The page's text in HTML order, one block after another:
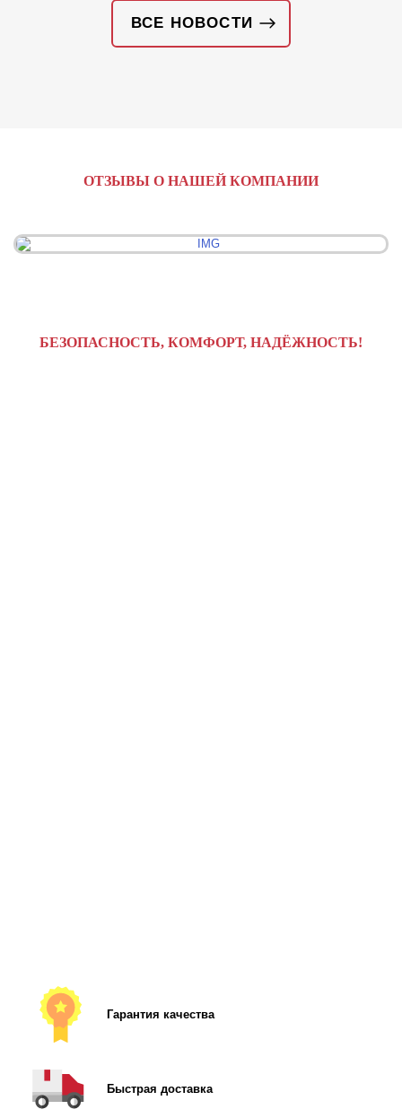
ВСЕ НОВОСТИ
ОТЗЫВЫ О НАШЕЙ КОМПАНИИ
БЕЗОПАСНОСТЬ, КОМФОРТ, НАДЁЖНОСТЬ!
Гарантия качества
Быстрая доставка